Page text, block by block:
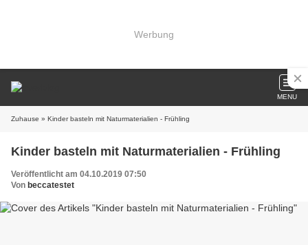
Werbung
MENU
Zuhause » Kinder basteln mit Naturmaterialien - Frühling
Kinder basteln mit Naturmaterialien - Frühling
Veröffentlicht am 04.10.2019 07:50
Von beccatestet